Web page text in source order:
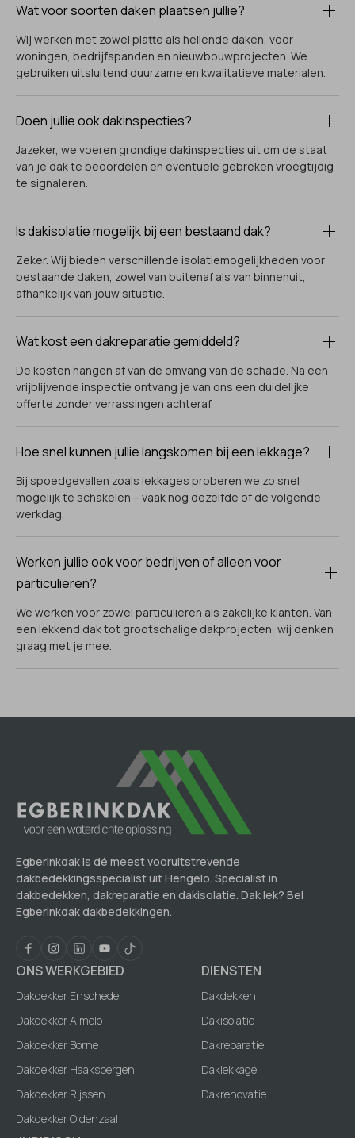
Wat voor soorten daken plaatsen jullie?
Wij werken met zowel platte als hellende daken, voor
woningen, bedrijfspanden en nieuwbouwprojecten. We
gebruiken uitsluitend duurzame en kwalitatieve materialen.
Doen jullie ook dakinspecties?
Jazeker, we voeren grondige dakinspecties uit om de staat
van je dak te beoordelen en eventuele gebreken vroegtijdig
te signaleren.
Is dakisolatie mogelijk bij een bestaand dak?
Zeker. Wij bieden verschillende isolatiemogelijkheden voor
bestaande daken, zowel van buitenaf als van binnenuit,
afhankelijk van jouw situatie.
Wat kost een dakreparatie gemiddeld?
De kosten hangen af van de omvang van de schade. Na een
vrijblijvende inspectie ontvang je van ons een duidelijke
offerte zonder verrassingen achteraf.
Hoe snel kunnen jullie langskomen bij een lekkage?
Bij spoedgevallen zoals lekkages proberen we zo snel
mogelijk te schakelen – vaak nog dezelfde of de volgende
werkdag.
Werken jullie ook voor bedrijven of alleen voor
particulieren?
We werken voor zowel particulieren als zakelijke klanten. Van
een lekkend dak tot grootschalige dakprojecten: wij denken
graag met je mee.
Egberinkdak is dé meest vooruitstrevende
dakbedekkingsspecialist uit Hengelo. Specialist in
dakbedekken, dakreparatie en dakisolatie. Dak lek? Bel
Egberinkdak dakbedekkingen.
ONS WERKGEBIED
Dakdekker Enschede
Dakdekker Almelo
Dakdekker Borne
Dakdekker Haaksbergen
Dakdekker Rijssen
Dakdekker Oldenzaal
DIENSTEN
Dakdekken
Dakisolatie
Dakreparatie
Daklekkage
Dakrenovatie